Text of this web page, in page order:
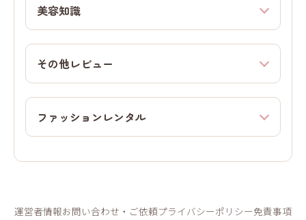
美容知識
その他レビュー
ファッションレンタル
運営者情報お問い合わせ・ご依頼プライバシーポリシー免責事項